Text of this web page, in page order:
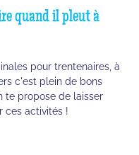
quand il pleut à
pour trentenaires, à
c'est plein de bons
te propose de laisser
ces activités !